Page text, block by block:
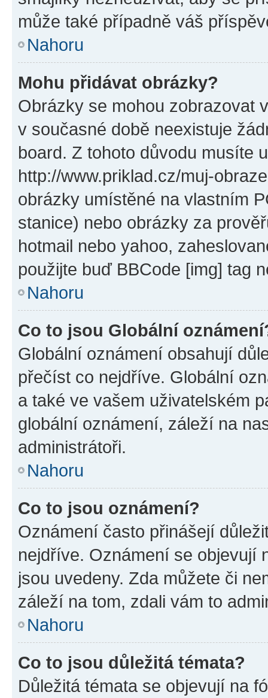
může také případně váš
Nahoru
Mohu přidávat obrázky?
Obrázky se mohou zobrazovat
v současné době neexistuje
board. Z tohoto důvodu musíte
http://www.priklad.cz/muj-
obrázky umístěné na vlastním
stanice) nebo obrázky za
hotmail nebo yahoo,
použijte buď BBCode [img] tag
Nahoru
Co to jsou Globální
Globální oznámení obsahují
přečíst co nejdříve. Globální
a také ve vašem uživatelském
globální oznámení, záleží na
administrátoři.
Nahoru
Co to jsou oznámení?
Oznámení často přinášejí
nejdříve. Oznámení se objevují
jsou uvedeny. Zda můžete či
záleží na tom, zdali vám to
Nahoru
Co to jsou důležitá témata?
Důležitá témata se objevují na